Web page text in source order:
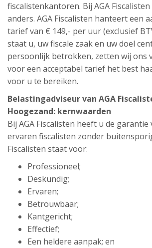
fiscalistenkantoren. Bij AGA
anders. AGA Fiscalisten hanteert een
tarief van € 149,- per uur (exclusief
staat u, uw fiscale zaak en uw doel
persoonlijk betrokken, zetten wij ons
voor een acceptabel tarief het best
voor u te bereiken.
Belastingadviseur van AGA
Hoogezand: kernwaarden
Bij AGA Fiscalisten heeft u de
ervaren fiscalisten zonder
Fiscalisten staat voor:
Professioneel;
Deskundig;
Ervaren;
Betrouwbaar;
Kantgericht;
Effectief;
Een heldere aanpak; en